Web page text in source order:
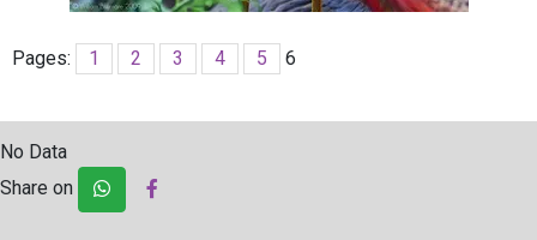
Pages: 1 2 3 4 5 6
No Data
Share on